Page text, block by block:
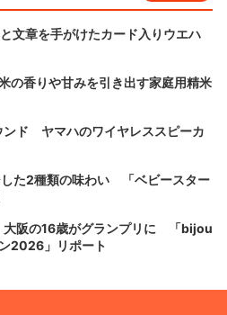
文章を手がけたカード入りウエハ
香りや甘みを引き出す家庭用精米
ンド ヤマハのワイヤレススピーカ
した2種類の味わい 「ベビースター
大阪の16歳がグランプリに 「bijou
2026」リポート